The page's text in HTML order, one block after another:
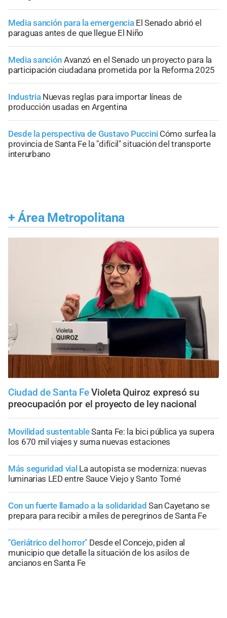
Media sanción para la emergencia El Senado abrió el
paraguas antes de que llegue El Niño
Media sanción Avanzó en el Senado un proyecto para la
participación ciudadana prometida por la Reforma 2025
Industria Nuevas reglas para importar líneas de
producción usadas en Argentina
Desde la perspectiva de Gustavo Puccini Cómo surfea la
provincia de Santa Fe la "difícil" situación del transporte
interurbano
+ Área Metropolitana
Ciudad de Santa Fe Violeta Quiroz expresó su
preocupación por el proyecto de ley nacional
Movilidad sustentableSanta Fe: la bici pública ya supera
los 670 mil viajes y suma nuevas estaciones
Más seguridad vial La autopista se moderniza: nuevas
luminarias LED entre Sauce Viejo y Santo Tomé
Con un fuerte llamado a la solidaridad San Cayetano se
prepara para recibir a miles de peregrinos de Santa Fe
"Geriátrico del horror" Desde el Concejo, piden al
municipio que detalle la situación de los asilos de
ancianos en Santa Fe